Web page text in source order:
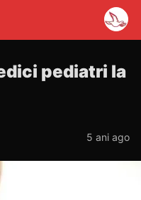
pediatri la
5 ani ago